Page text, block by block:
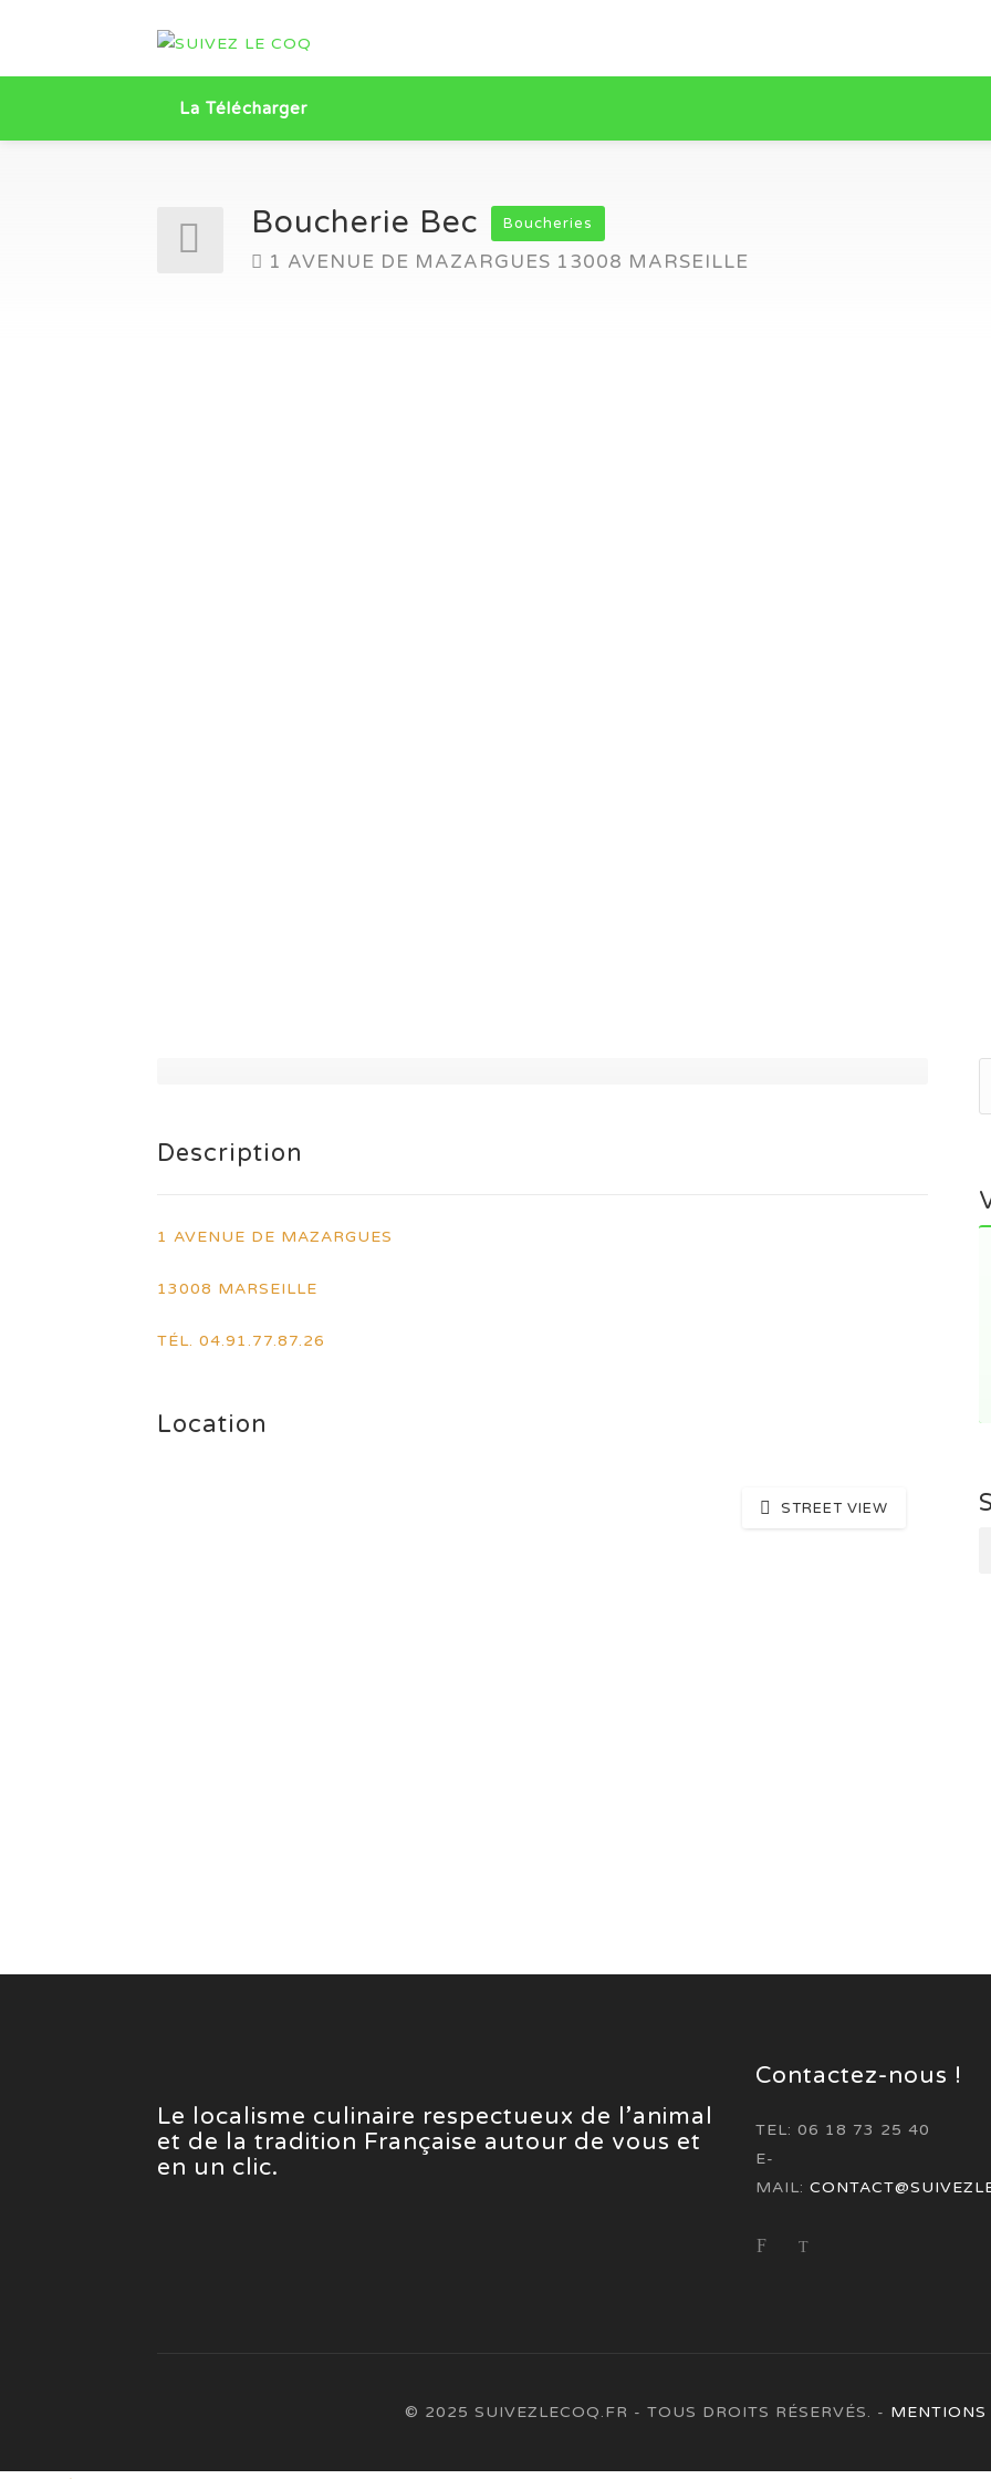
La Télécharger
Boucherie Bec Boucheries
1 AVENUE DE MAZARGUES 13008 MARSEILLE
Description
1 AVENUE DE MAZARGUES
13008 MARSEILLE
TÉL. 04.91.77.87.26
Location
STREET VIEW
Le localisme culinaire respectueux de l’animal
et de la tradition Française autour de vous et
en un clic.
Contactez-nous !
TEL: 06 18 73 25 40
E-
MAIL:
© 2025 SUIVEZLECOQ.FR - TOUS DROITS RÉSERVÉS. - MENTIONS